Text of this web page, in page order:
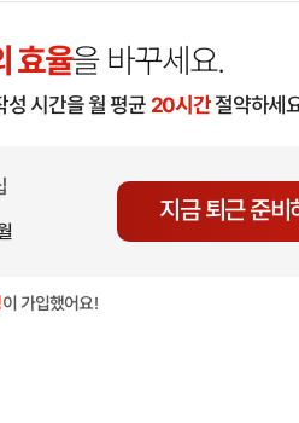
효율을 바꾸세요.
성 시간을 월 평균 20시간절약하세
지금 퇴근 준비
이 가입했어요!